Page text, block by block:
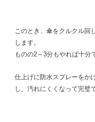
このとき、傘をクルクル回
します。
ものの2～3分もやれば十分
仕上げに防水スプレーをか
し、汚れにくくなって完璧